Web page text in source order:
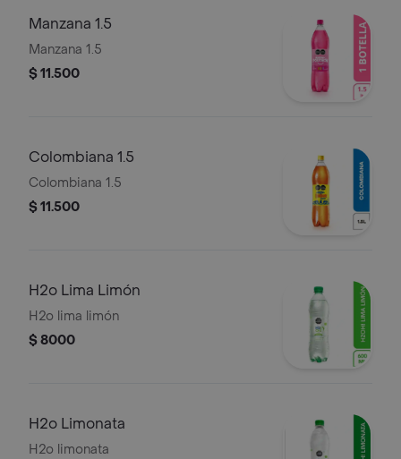
Manzana 1.5
Manzana 1.5
$ 11.500
Colombiana 1.5
Colombiana 1.5
$ 11.500
H2o Lima Limón
H2o lima limón
$ 8000
H2o Limonata
H2o limonata